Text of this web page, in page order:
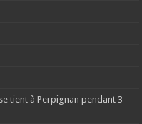
tient à Perpignan pendant 3